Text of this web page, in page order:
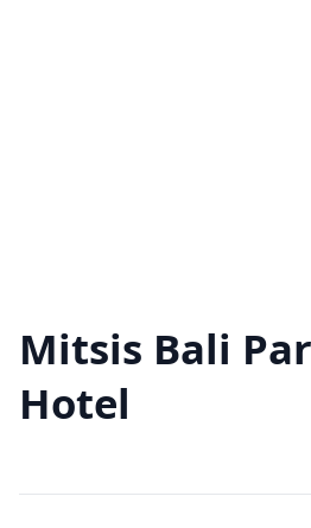
Mitsis Bali
Hotel